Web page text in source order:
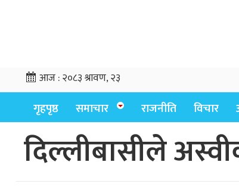
आज :२०८३ श्रावण, २३
गृहपृष्ठ समाचार राजनीति विचार
दिल्लीबासीले